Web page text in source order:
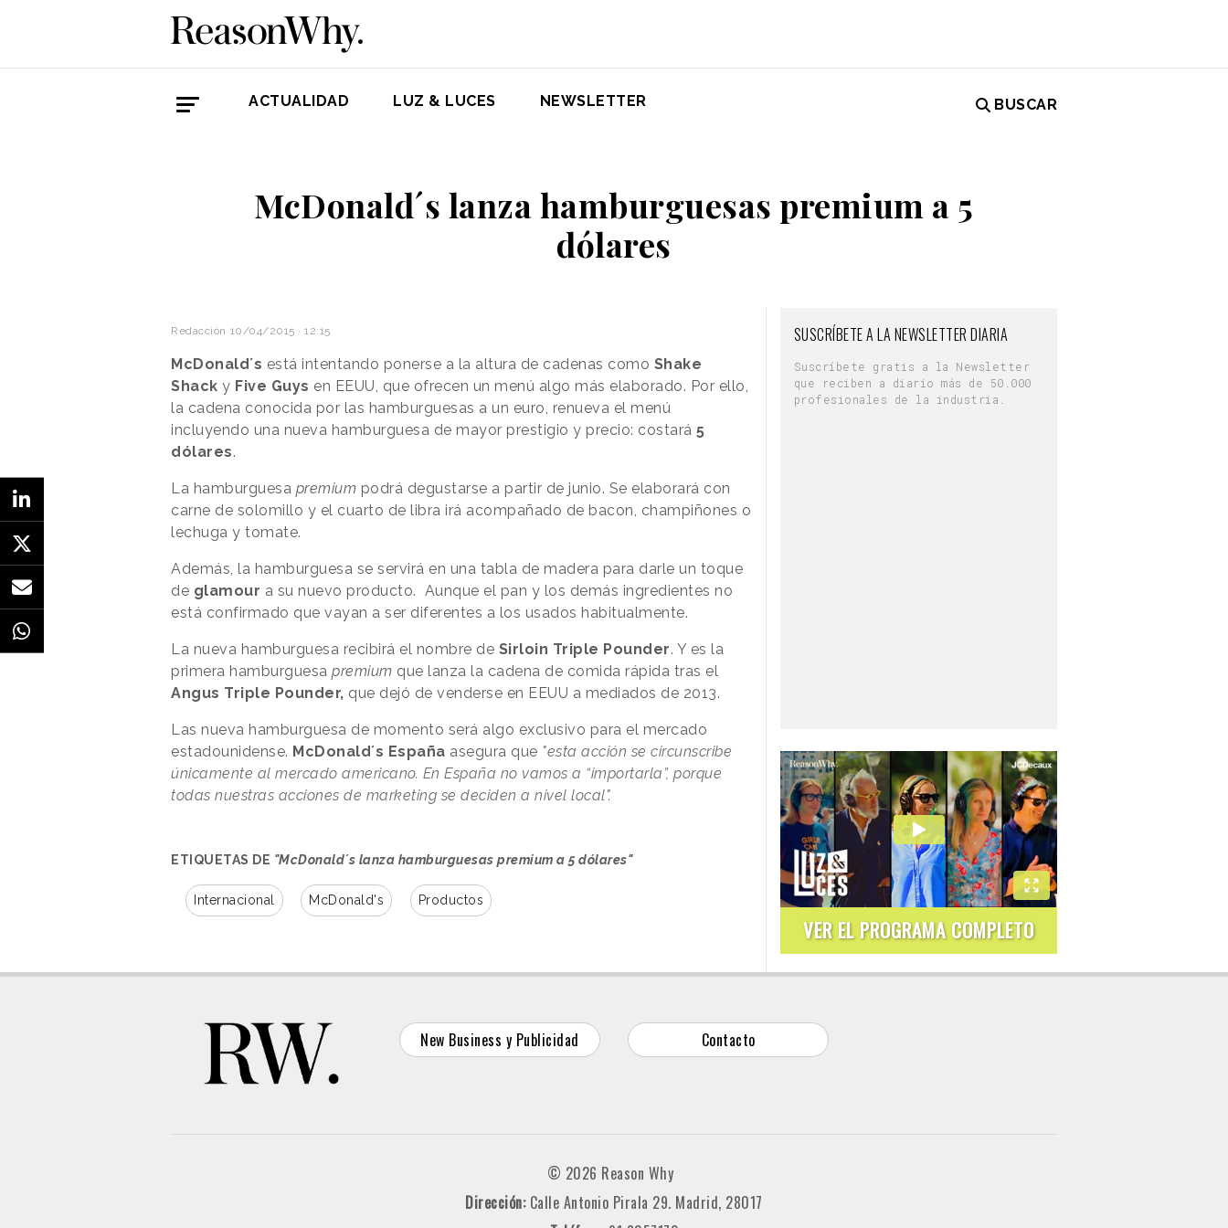
ACTUALIDAD LUZ & LUCES NEWSLETTER BUSCAR
McDonald´s lanza hamburguesas premium a 5
dólares
Redacción 10/04/2015 · 12:15
McDonald´s está intentando ponerse a la altura de cadenas como Shake
Shack y Five Guys en EEUU, que ofrecen un menú algo más elaborado. Por ello,
la cadena conocida por las hamburguesas a un euro, renueva el menú
incluyendo una nueva hamburguesa de mayor prestigio y precio: costará 5
dólares.
La hamburguesa premium podrá degustarse a partir de junio. Se elaborará con
carne de solomillo y el cuarto de libra irá acompañado de bacon, champiñones o
lechuga y tomate.
Además, la hamburguesa se servirá en una tabla de madera para darle un toque
de glamour a su nuevo producto. Aunque el pan y los demás ingredientes no
está confirmado que vayan a ser diferentes a los usados habitualmente.
La nueva hamburguesa recibirá el nombre de Sirloin Triple Pounder. Y es la
primera hamburguesa premium que lanza la cadena de comida rápida tras el
Angus Triple Pounder, que dejó de venderse en EEUU a mediados de 2013.
Las nueva hamburguesa de momento será algo exclusivo para el mercado
estadounidense. McDonald´s España asegura que "esta acción se circunscribe
únicamente al mercado americano. En España no vamos a “importarla”, porque
todas nuestras acciones de marketing se deciden a nivel local".
ETIQUETAS DE "McDonald´s lanza hamburguesas premium a 5 dólares"
Internacional McDonald's Productos
SUSCRÍBETE A LA NEWSLETTER DIARIA
Suscríbete gratis a la Newsletter
que reciben a diario más de 50.000
profesionales de la industria.
VER EL PROGRAMA COMPLETO
New Business y Publicidad Contacto
© 2026 Reason Why
Dirección: Calle Antonio Pirala 29. Madrid, 28017